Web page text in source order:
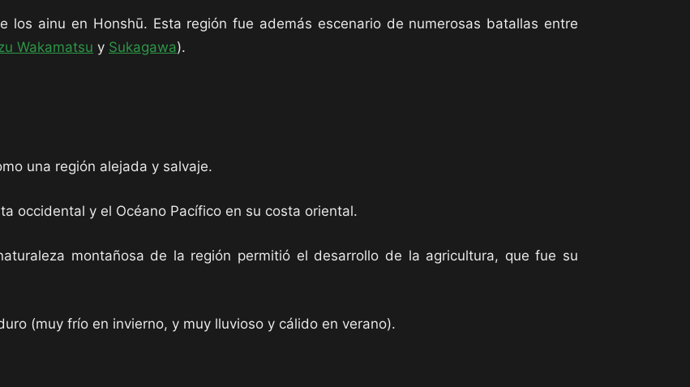
los ainu en Honshū. Esta región fue además escenario de numerosas batallas entre
Wakamatsu y Sukagawa).
una región alejada y salvaje.
occidental y el Océano Pacífico en su costa oriental.
montañosa de la región permitió el desarrollo de la agricultura, que fue su
(muy frío en invierno, y muy lluvioso y cálido en verano).